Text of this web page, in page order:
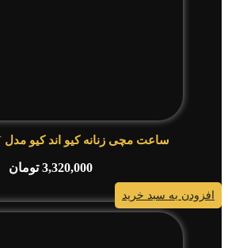
ساعت مچی زنانه کیو اند کیو مدل C37A-004PY
3,320,000 تومان
افزودن به سبد خرید